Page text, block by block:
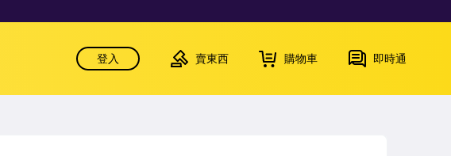
登入 賣東西 購物車 即時通